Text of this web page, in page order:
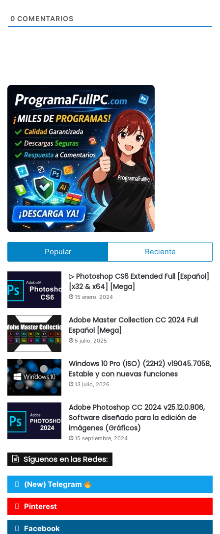
0 COMENTARIOS
Popular Reciente
▷ Photoshop CS6 Extended Full [Español]
[x32 & x64] [Mega]
15 enero, 2024
Adobe Master Collection CC 2024 Full
Español [Mega]
5 julio, 2025
Windows 10 Pro (ISO) (22H2) v19045.7058,
Estable y con nuevas funciones
13 julio, 2026
Adobe Photoshop CC 2024 v25.12.0.806,
Software diseñado para la edición de
imágenes (Gráficos)
15 septiembre, 2024
Síguenos en las Redes:
(New) Telegram
Pinterest
Facebook